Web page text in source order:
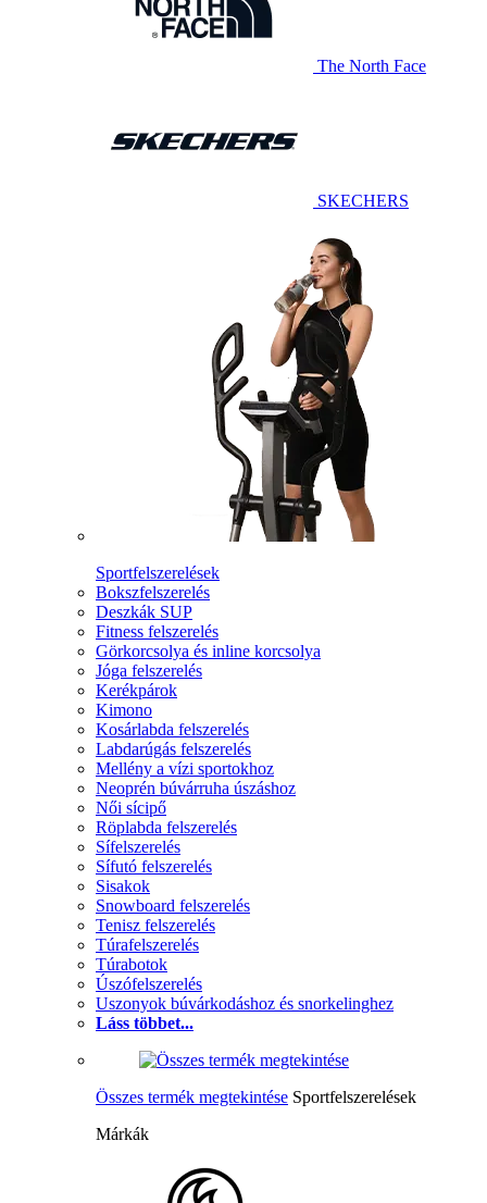
The North Face
SKECHERS
Sportfelszerelések
Bokszfelszerelés
Deszkák SUP
Fitness felszerelés
Görkorcsolya és inline korcsolya
Jóga felszerelés
Kerékpárok
Kimono
Kosárlabda felszerelés
Labdarúgás felszerelés
Mellény a vízi sportokhoz
Neoprén búvárruha úszáshoz
Női sícipő
Röplabda felszerelés
Sífelszerelés
Sífutó felszerelés
Sisakok
Snowboard felszerelés
Tenisz felszerelés
Túrafelszerelés
Túrabotok
Úszófelszerelés
Uszonyok búvárkodáshoz és snorkelinghez
Láss többet...
Összes termék megtekintése Sportfelszerelések
Márkák